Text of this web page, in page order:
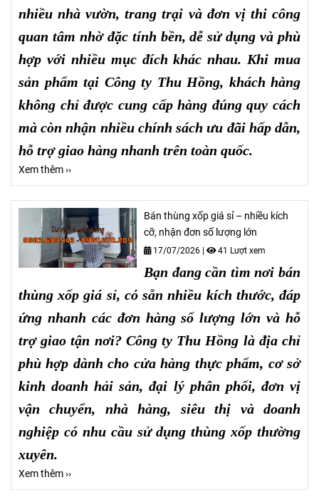
nhiều nhà vườn, trang trại và đơn vị thi công
quan tâm nhờ đặc tính bền, dễ sử dụng và phù
hợp với nhiều mục đích khác nhau. Khi mua
sản phẩm tại Công ty Thu Hồng, khách hàng
không chỉ được cung cấp hàng đúng quy cách
mà còn nhận nhiều chính sách ưu đãi hấp dẫn,
hỗ trợ giao hàng nhanh trên toàn quốc.
Xem thêm ››
Bán thùng xốp giá sỉ – nhiều kích
cỡ, nhận đơn số lượng lớn
17/07/2026 | 41 Lượt xem
Bạn đang cần tìm nơi bán
thùng xốp giá sỉ, có sẵn nhiều kích thước, đáp
ứng nhanh các đơn hàng số lượng lớn và hỗ
trợ giao tận nơi? Công ty Thu Hồng là địa chỉ
phù hợp dành cho cửa hàng thực phẩm, cơ sở
kinh doanh hải sản, đại lý phân phối, đơn vị
vận chuyển, nhà hàng, siêu thị và doanh
nghiệp có nhu cầu sử dụng thùng xốp thường
xuyên.
Xem thêm ››